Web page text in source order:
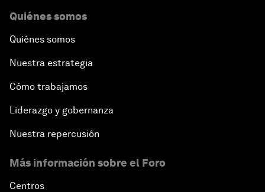
Quiénes somos
Quiénes somos
Nuestra estrategia
Cómo trabajamos
Liderazgo y gobernanza
Nuestra repercusión
Más información sobre el Foro
Centros